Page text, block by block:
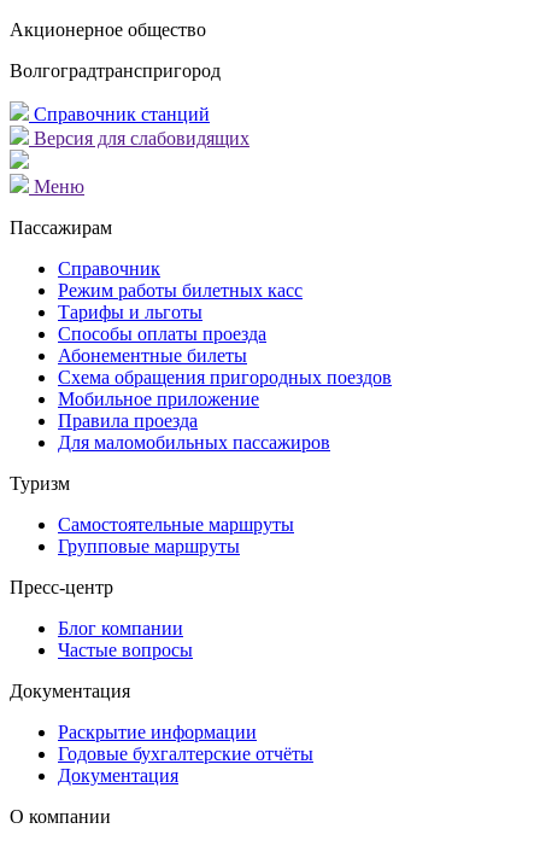
Акционерное общество
Волгоградтранспригород
Справочник станций
Версия для слабовидящих
Меню
Пассажирам
Справочник
Режим работы билетных касс
Тарифы и льготы
Способы оплаты проезда
Абонементные билеты
Схема обращения пригородных поездов
Мобильное приложение
Правила проезда
Для маломобильных пассажиров
Туризм
Самостоятельные маршруты
Групповые маршруты
Пресс-центр
Блог компании
Частые вопросы
Документация
Раскрытие информации
Годовые бухгалтерские отчёты
Документация
О компании